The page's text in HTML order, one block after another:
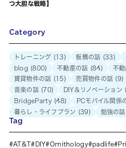
つ大胆な戦略】
Category
トレーニング (13) 板橋の話 (33)
blog (800) 不動産の話 (84) 不
賃貸物件の話 (15) 売買物件の話 (9)
音楽の話(70) DIY＆リノベーション
BridgeParty(48) PCモバイル関係
暮らし・ライフプラン (39) 勉強の話
Tag
AT&T DIY Ornithology padlife